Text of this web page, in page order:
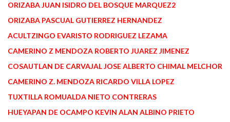
ORIZABA JUAN ISIDRO DEL BOSQUE MARQUEZ2
ORIZABA PASCUAL GUTIERREZ HERNANDEZ
ACULTZINGO EVARISTO RODRIGUEZ LEZAMA
CAMERINO Z MENDOZA ROBERTO JUAREZ JIMENEZ
COSAUTLAN DE CARVAJAL JOSE ALBERTO CHIMAL MELCHOR
CAMERINO Z. MENDOZA RICARDO VILLA LOPEZ
TUXTILLA ROMUALDA NIETO CONTRERAS
HUEYAPAN DE OCAMPO KEVIN ALAN ALBINO PRIETO